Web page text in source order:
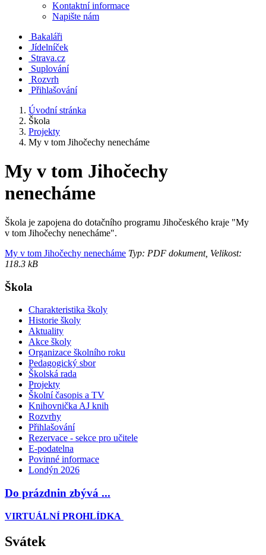
Kontaktní informace
Napište nám
Bakaláři
Jídelníček
Strava.cz
Suplování
Rozvrh
Přihlašování
Úvodní stránka
Škola
Projekty
My v tom Jihočechy nenecháme
My v tom Jihočechy
nenecháme
Škola je zapojena do dotačního programu Jihočeského kraje "My
v tom Jihočechy nenecháme".
My v tom Jihočechy nenecháme Typ: PDF dokument, Velikost:
118.3 kB
Škola
Charakteristika školy
Historie školy
Aktuality
Akce školy
Organizace školního roku
Pedagogický sbor
Školská rada
Projekty
Školní časopis a TV
Knihovnička AJ knih
Rozvrhy
Přihlašování
Rezervace - sekce pro učitele
E-podatelna
Povinné informace
Londýn 2026
Do prázdnin zbývá ...
VIRTUÁLNÍ PROHLÍDKA
Svátek